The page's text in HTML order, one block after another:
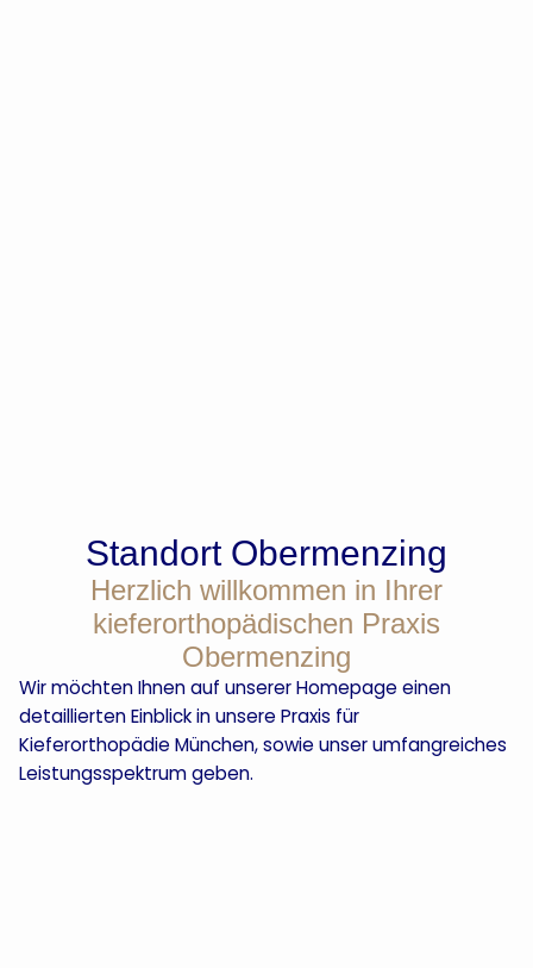
Standort Obermenzing
Herzlich willkommen in Ihrer
kieferorthopädischen Praxis
Obermenzing
Wir möchten Ihnen auf unserer Homepage einen
detaillierten Einblick in unsere Praxis für
Kieferorthopädie München, sowie unser umfangreiches
Leistungsspektrum geben.